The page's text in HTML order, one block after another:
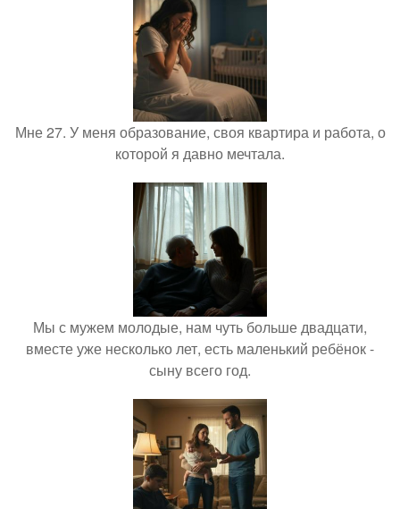
Мне 27. У меня образование, своя квартира и работа, о
которой я давно мечтала.
Мы с мужем молодые, нам чуть больше двадцати,
вместе уже несколько лет, есть маленький ребёнок -
сыну всего год.